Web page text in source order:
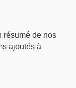
résumé de nos
ajoutés à